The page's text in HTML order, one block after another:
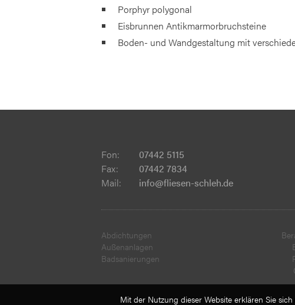
Porphyr polygonal
Eisbrunnen Antikmarmorbruchsteine
Boden- und Wandgestaltung mit
Fon:
07442 5115
Fax:
07442 7834
Mail:
info@fliesen-schleh.de
Abdichtungen
Außenanlagen
Badsanierungen
Mit der Nutzung dieser Website erklären Sie